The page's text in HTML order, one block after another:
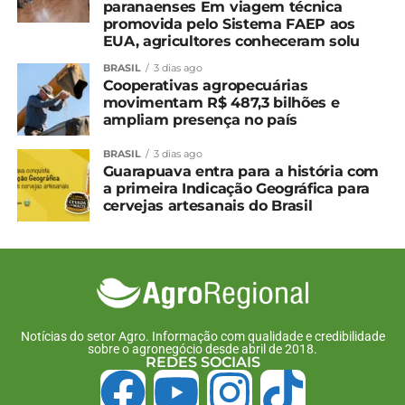
paranaenses Em viagem técnica
promovida pelo Sistema FAEP aos
EUA, agricultores conheceram solu
BRASIL 3 dias ago
Cooperativas agropecuárias
movimentam R$ 487,3 bilhões e
ampliam presença no país
BRASIL 3 dias ago
Guarapuava entra para a história com
a primeira Indicação Geográfica para
cervejas artesanais do Brasil
Notícias do setor Agro. Informação com qualidade e credibilidade
sobre o agronegócio desde abril de 2018.
REDES SOCIAIS